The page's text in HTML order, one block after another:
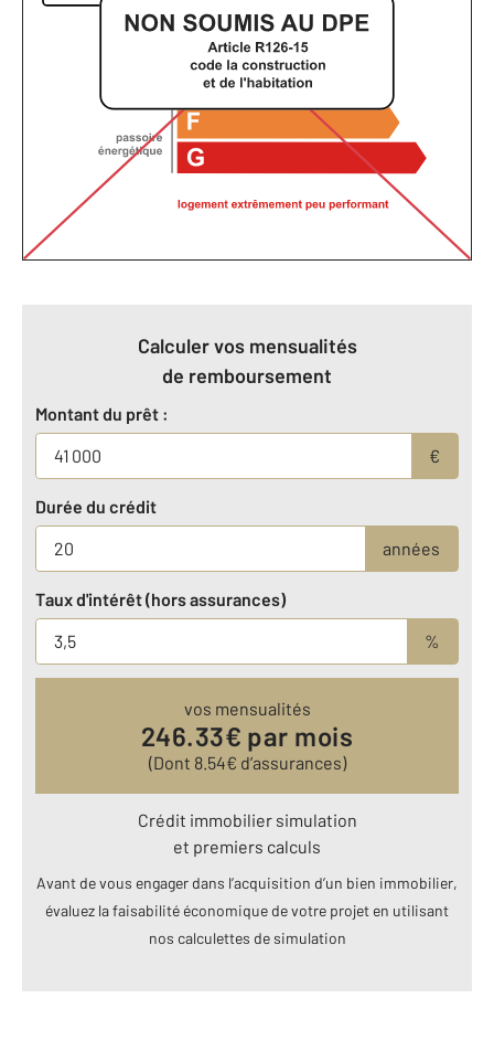
Calculer vos mensualités
de remboursement
Montant du prêt :
€
Durée du crédit
années
Taux d'intérêt (hors assurances)
%
vos mensualités
246.33€ par mois
(Dont 8.54€ d’assurances)
Crédit immobilier simulation
et premiers calculs
Avant de vous engager dans l’acquisition d’un bien immobilier,
évaluez la faisabilité économique de votre projet en utilisant
nos calculettes de simulation